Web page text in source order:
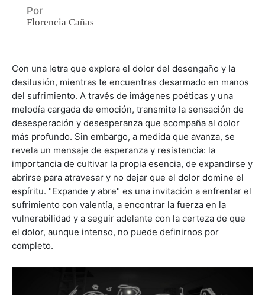
Por
Florencia Cañas
Con una letra que explora el dolor del desengaño y la
desilusión, mientras te encuentras desarmado en manos
del sufrimiento. A través de imágenes poéticas y una
melodía cargada de emoción, transmite la sensación de
desesperación y desesperanza que acompaña al dolor
más profundo. Sin embargo, a medida que avanza, se
revela un mensaje de esperanza y resistencia: la
importancia de cultivar la propia esencia, de expandirse y
abrirse para atravesar y no dejar que el dolor domine el
espíritu. "Expande y abre" es una invitación a enfrentar el
sufrimiento con valentía, a encontrar la fuerza en la
vulnerabilidad y a seguir adelante con la certeza de que
el dolor, aunque intenso, no puede definirnos por
completo.